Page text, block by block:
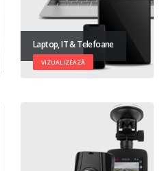
Laptop, IT & Telefoane
VIZUALIZEAZĂ